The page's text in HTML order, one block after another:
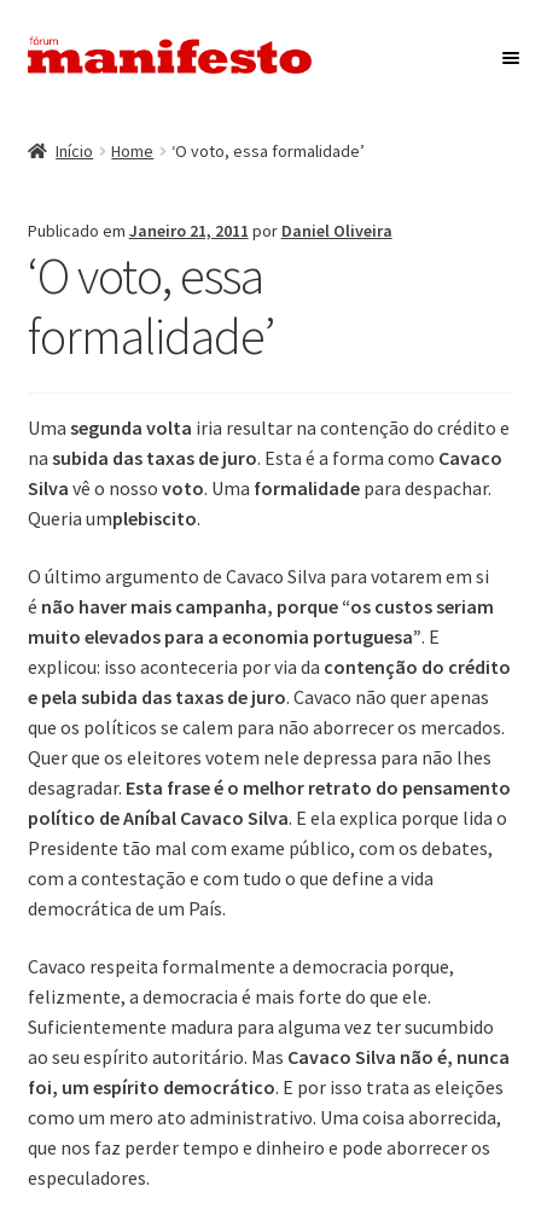
Ir
para
Saltar
para
Eventos
Revista Manifesto
Início Home ‘O voto, essa formalidade’
Publicado em Janeiro 21, 2011 por Daniel Oliveira
‘O voto, essa
formalidade’
Uma segunda volta iria resultar na contenção do crédito e
na subida das taxas de juro. Esta é a forma como Cavaco
Silva vê o nosso voto. Uma formalidadepara despachar.
Queria umplebiscito.
O último argumento de Cavaco Silva para votarem em si
é não haver mais campanha, porque “os custos seriam
muito elevados para a economia portuguesa”. E
explicou: isso aconteceria por via da contenção do crédito
e pela subida das taxas de juro. Cavaco não quer apenas
que os políticos se calem para não aborrecer os mercados.
Quer que os eleitores votem nele depressa para não lhes
desagradar. Esta frase é o melhor retrato do pensamento
político de Aníbal Cavaco Silva. E ela explica porque lida o
Presidente tão mal com exame público, com os debates,
com a contestação e com tudo o que define a vida
democrática de um País.
Cavaco respeita formalmente a democracia porque,
felizmente, a democracia é mais forte do que ele.
Suficientemente madura para alguma vez ter sucumbido
ao seu espírito autoritário. Mas Cavaco Silva não é, nunca
foi, um espírito democrático. E por isso trata as eleições
como um mero ato administrativo. Uma coisa aborrecida,
que nos faz perder tempo e dinheiro e pode aborrecer os
especuladores.